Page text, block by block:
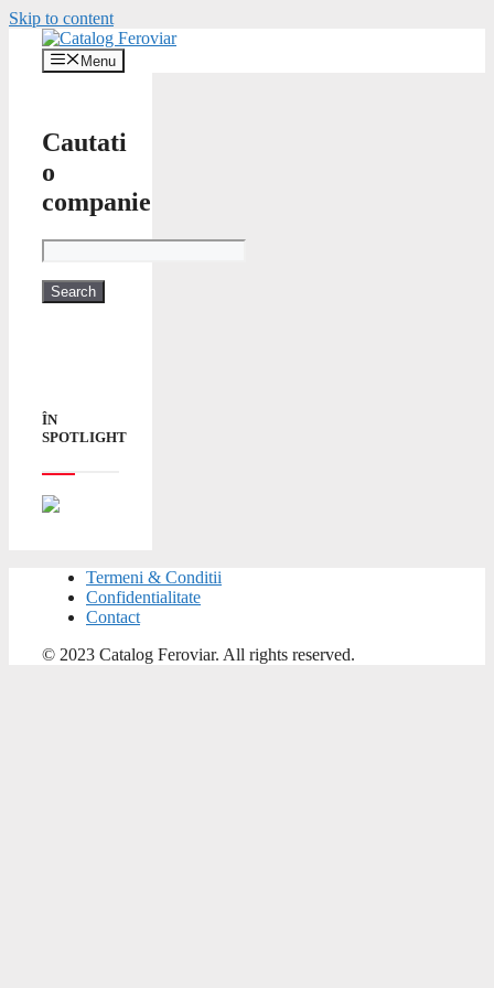
Skip to content
Menu
Cautati
o
companie
ÎN
SPOTLIGHT
Termeni & Conditii
Confidentialitate
Contact
© 2023 Catalog Feroviar. All rights reserved.